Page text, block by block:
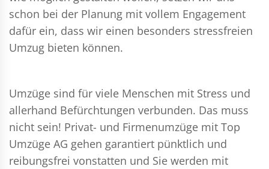
schon bei der Planung mit vollem Engagement
dafür ein, dass wir einen besonders stressfreien
Umzug bieten können.
Umzüge sind für viele Menschen mit Stress und
allerhand Befürchtungen verbunden. Das muss
nicht sein! Privat- und Firmenumzüge mit Top
Umzüge AG gehen garantiert pünktlich und
reibungsfrei vonstatten und Sie werden mit